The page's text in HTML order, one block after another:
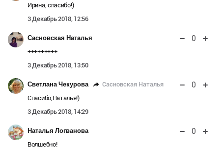
Ирина, спасибо!)
3 Декабрь 2018, 12:56
Сасновская Наталья 0
+++++++++
3 Декабрь 2018, 13:50
Светлана Чекурова Сасновская Наталья 0
Спасибо,Наталья!)
3 Декабрь 2018, 14:29
Наталья Логванова 0
Волшебно!